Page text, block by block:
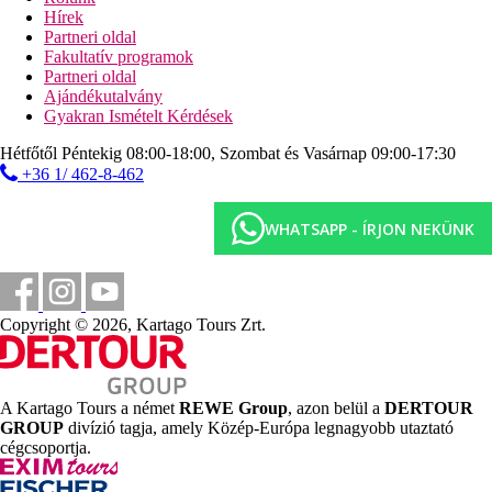
Napernyők a strandon térítés ellenében
Tengerparti nyaralás
Képgaléria
Hírek
Partneri oldal
Fakultatív programok
Partneri oldal
Ajándékutalvány
Gyakran Ismételt Kérdések
Hétfőtől Péntekig 08:00-18:00, Szombat és Vasárnap 09:00-17:30
+36 1/ 462-8-462
WHATSAPP - ÍRJON NEKÜNK
Copyright © 2026, Kartago Tours Zrt.
A Kartago Tours a német REWE Group, azon belül a DERTOUR
GROUP divízió tagja, amely Közép-Európa legnagyobb utaztató
cégcsoportja.